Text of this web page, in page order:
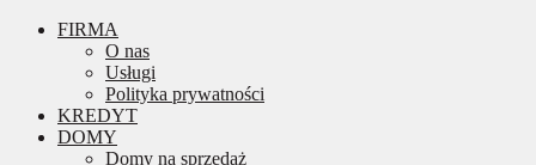
FIRMA
O nas
Usługi
Polityka prywatności
KREDYT
DOMY
Domy na sprzedaż